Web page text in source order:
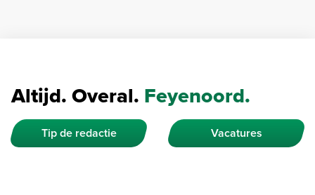
Altijd. Overal. Feyenoord.
Tip de redactie Vacatures